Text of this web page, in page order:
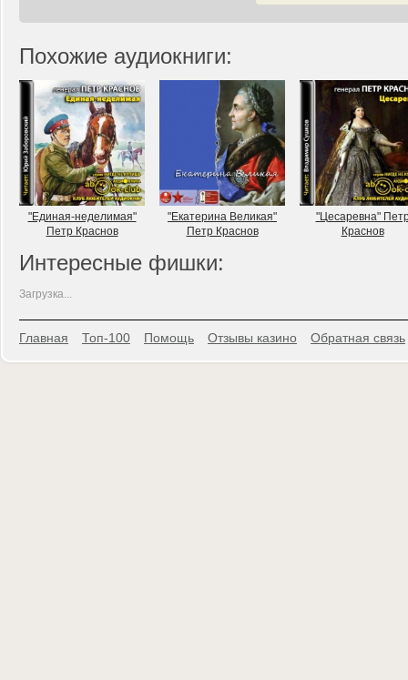
Похожие аудиокниги:
"Единая-неделимая"
Петр Краснов
"Екатерина Великая"
Петр Краснов
"Цесаревна"
Краснов
Интересные фишки:
Загрузка...
Главная Топ-100 Помощь Отзывы казино Обратная связь